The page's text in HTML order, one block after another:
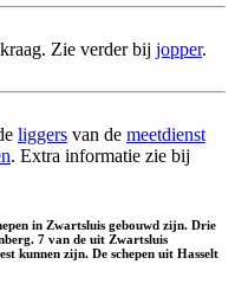
Zie verder bij jopper.
liggers van de meetdienst
. Extra informatie zie bij
in Zwartsluis gebouwd zijn. Drie
7 van de uit Zwartsluis
kunnen zijn. De schepen uit Hasselt